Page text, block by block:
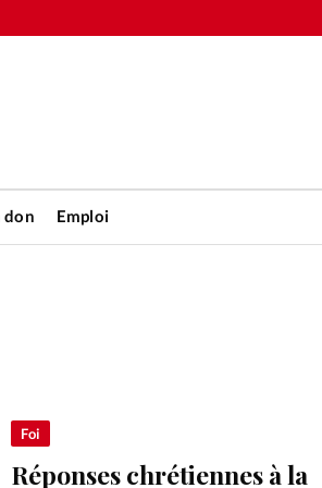
don Emploi
Foi
Réponses chrétiennes à la